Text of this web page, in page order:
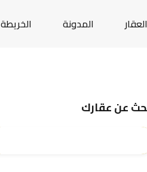
المدونة الخريطة
عن عقارك